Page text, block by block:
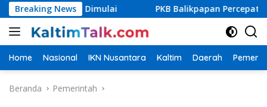
Langsung
ke
konten
Breaking News
Dimulai PKB Balikpapan Percepat Regenerasi,
Home Nasional IKN Nusantara Kaltim Daerah
Beranda Pemerintah